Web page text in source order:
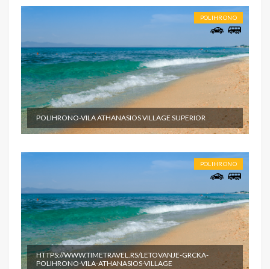
POLIHRONO
POLIHRONO-VILA ATHANASIOS VILLAGE SUPERIOR
POLIHRONO
HTTPS://WWW.TIMETRAVEL.RS/LETOVANJE-GRCKA-
POLIHRONO-VILA-ATHANASIOS-VILLAGE